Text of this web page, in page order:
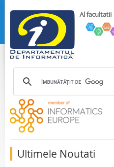
Al facultatii
Ultimele Noutati